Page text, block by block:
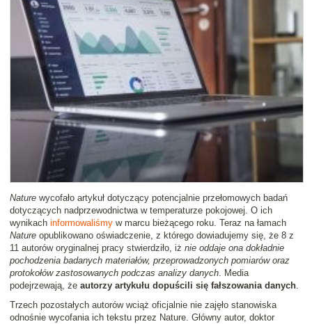
Nature wycofało artykuł dotyczący potencjalnie przełomowych badań
dotyczących nadprzewodnictwa w temperaturze pokojowej. O ich
wynikach informowaliśmy w marcu bieżącego roku. Teraz na łamach
Nature opublikowano oświadczenie, z którego dowiadujemy się, że 8 z
11 autorów oryginalnej pracy stwierdziło, iż nie oddaje ona dokładnie
pochodzenia badanych materiałów, przeprowadzonych pomiarów oraz
protokołów zastosowanych podczas analizy danych. Media
podejrzewają, że autorzy artykułu dopuścili się fałszowania danych.
Trzech pozostałych autorów wciąż oficjalnie nie zajęło stanowiska
odnośnie wycofania ich tekstu przez Nature. Główny autor, doktor